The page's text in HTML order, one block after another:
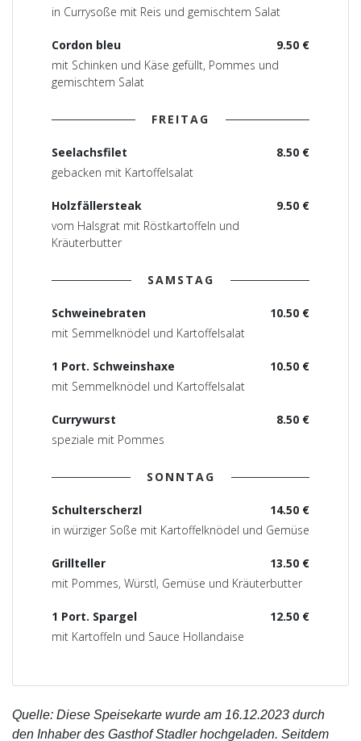
in Currysoße mit Reis und gemischtem Salat
9.50 €
Cordon bleu
mit Schinken und Käse gefüllt, Pommes und
gemischtem Salat
FREITAG
8.50 €
Seelachsfilet
gebacken mit Kartoffelsalat
9.50 €
Holzfällersteak
vom Halsgrat mit Röstkartoffeln und
Kräuterbutter
SAMSTAG
10.50 €
Schweinebraten
mit Semmelknödel und Kartoffelsalat
10.50 €
1 Port. Schweinshaxe
mit Semmelknödel und Kartoffelsalat
8.50 €
Currywurst
speziale mit Pommes
SONNTAG
14.50 €
Schulterscherzl
in würziger Soße mit Kartoffelknödel und Gemüse
13.50 €
Grillteller
mit Pommes, Würstl, Gemüse und Kräuterbutter
12.50 €
1 Port. Spargel
mit Kartoffeln und Sauce Hollandaise
Quelle: Diese Speisekarte wurde am 16.12.2023 durch
den Inhaber des Gasthof Stadler hochgeladen. Seitdem